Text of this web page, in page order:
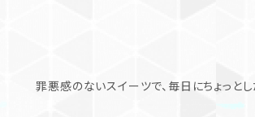
罪悪感のないスイーツで、毎日にちょっと